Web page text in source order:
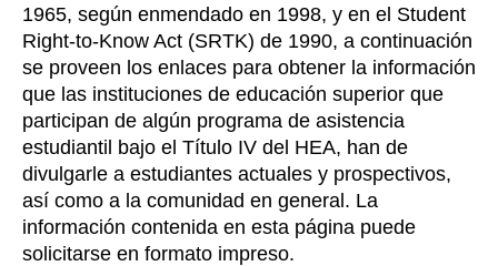
1965, según enmendado en 1998, y en el Student
Right-to-Know Act (SRTK) de 1990, a continuación
se proveen los enlaces para obtener la información
que las instituciones de educación superior que
participan de algún programa de asistencia
estudiantil bajo el Título IV del HEA, han de
divulgarle a estudiantes actuales y prospectivos,
así como a la comunidad en general. La
información contenida en esta página puede
solicitarse en formato impreso.